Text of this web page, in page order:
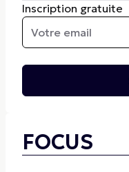
Inscription gratuite
FOCUS